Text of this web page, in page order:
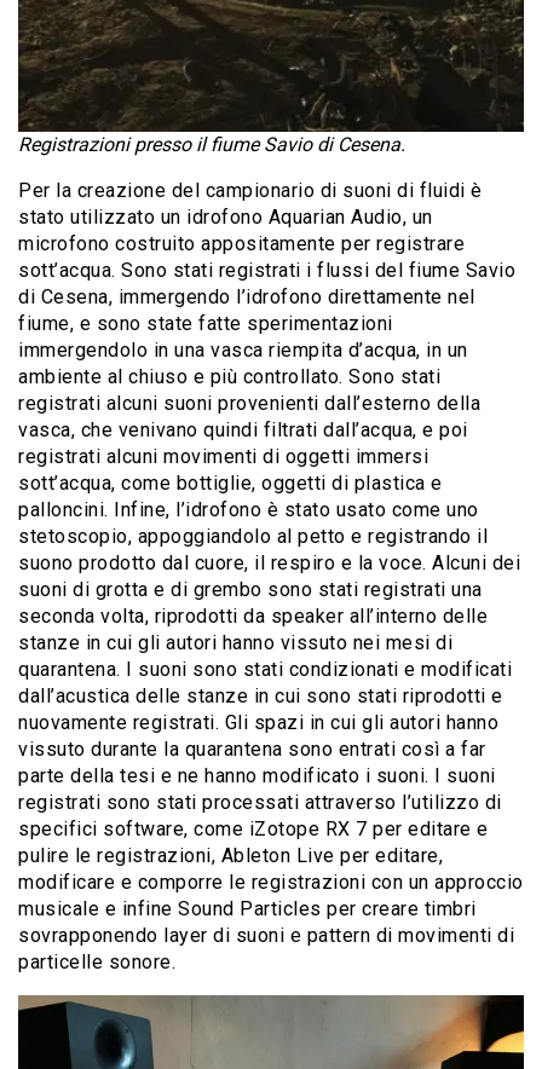
Registrazioni presso il fiume Savio di Cesena.
Per la creazione del campionario di suoni di fluidi è
stato utilizzato un idrofono Aquarian Audio, un
microfono costruito appositamente per registrare
sott’acqua. Sono stati registrati i flussi del fiume Savio
di Cesena, immergendo l’idrofono direttamente nel
fiume, e sono state fatte sperimentazioni
immergendolo in una vasca riempita d’acqua, in un
ambiente al chiuso e più controllato. Sono stati
registrati alcuni suoni provenienti dall’esterno della
vasca, che venivano quindi filtrati dall’acqua, e poi
registrati alcuni movimenti di oggetti immersi
sott’acqua, come bottiglie, oggetti di plastica e
palloncini. Infine, l’idrofono è stato usato come uno
stetoscopio, appoggiandolo al petto e registrando il
suono prodotto dal cuore, il respiro e la voce. Alcuni dei
suoni di grotta e di grembo sono stati registrati una
seconda volta, riprodotti da speaker all’interno delle
stanze in cui gli autori hanno vissuto nei mesi di
quarantena. I suoni sono stati condizionati e modificati
dall’acustica delle stanze in cui sono stati riprodotti e
nuovamente registrati. Gli spazi in cui gli autori hanno
vissuto durante la quarantena sono entrati così a far
parte della tesi e ne hanno modificato i suoni. I suoni
registrati sono stati processati attraverso l’utilizzo di
specifici software, come iZotope RX 7 per editare e
pulire le registrazioni, Ableton Live per editare,
modificare e comporre le registrazioni con un approccio
musicale e infine Sound Particles per creare timbri
sovrapponendo layer di suoni e pattern di movimenti di
particelle sonore.